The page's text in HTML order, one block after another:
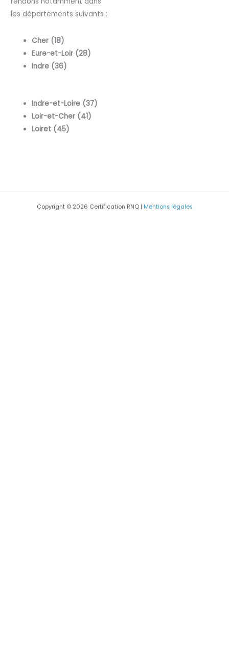
les départements suivants :
Cher (18)
Eure-et-Loir (28)
Indre (36)
Indre-et-Loire (37)
Loir-et-Cher (41)
Loiret (45)
Copyright © 2026 Certification RNQ | Mentions légales